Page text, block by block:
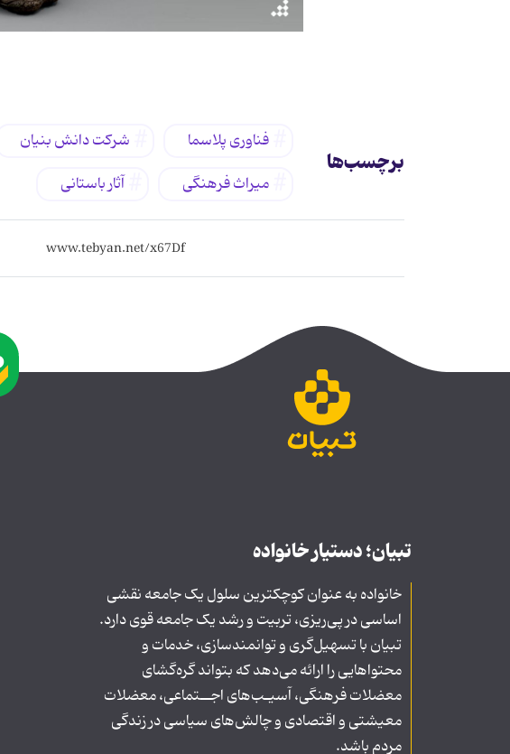
برچسب‌ها
فناوری پلاسما شرکت دانش بنیان
میراث فرهنگی
آثار باستانی
تبیان؛ دستیار خانواده
خانواده به عنوان کوچکترین سلول یک جامعه نقشی
اساسی در پی‌ریزی، تربیت و رشد یک جامعه قوی دارد.
تبیان با تسهیل‌گری و توانمندسازی، خدمات و
محتواهایی را ارائه می‌دهد که بتواند گره‌گشای
معضلات فرهنگی، آسیـب‌های اجــتماعی، معضلات
معیشتی و اقتصادی و چالش‌های سیاسی در زندگی
مردم باشد.